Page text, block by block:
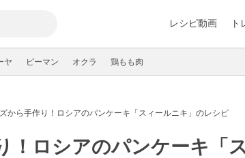
レシピ動画 ト
ヤ ピーマン オクラ 鶏もも肉
から手作り！ロシアのパンケーキ「スィールニキ」のレシピ
！ロシアのパンケーキ「